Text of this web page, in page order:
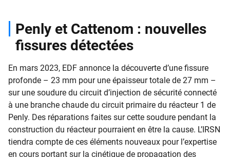
Penly et Cattenom : nouvelles
fissures détectées
En mars 2023, EDF annonce la découverte d’une fissure
profonde – 23 mm pour une épaisseur totale de 27 mm –
sur une soudure du circuit d’injection de sécurité connecté
à une branche chaude du circuit primaire du réacteur 1 de
Penly. Des réparations faites sur cette soudure pendant la
construction du réacteur pourraient en être la cause. L’IRSN
tiendra compte de ces éléments nouveaux pour l’expertise
en cours portant sur la cinétique de propagation des